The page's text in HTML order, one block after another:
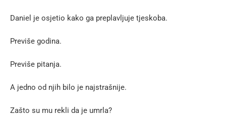
Daniel je osjetio kako ga preplavljuje tjeskoba.
Previše godina.
Previše pitanja.
A jedno od njih bilo je najstrašnije.
Zašto su mu rekli da je umrla?